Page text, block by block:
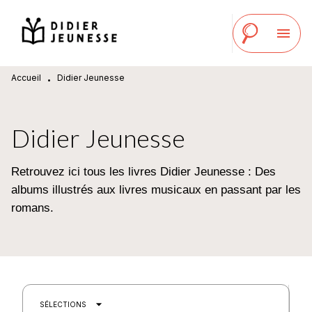
MENU RECHERCHE
PIED DE PAGE
menu
Accueil • Didier Jeunesse
Didier Jeunesse
Retrouvez ici tous les livres Didier Jeunesse : Des
albums illustrés aux livres musicaux en passant par les
romans.
SÉLECTIONS arrow_drop_down